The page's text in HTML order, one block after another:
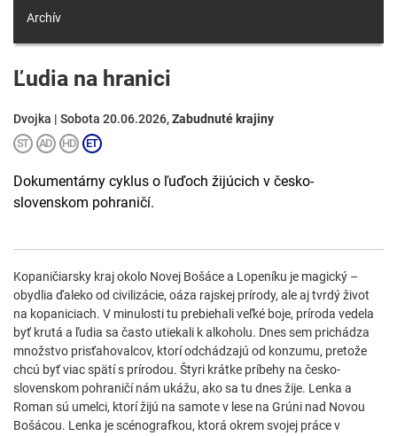
Archív
Ľudia na hranici
Dvojka | Sobota 20.06.2026,Zabudnuté krajiny
Dokumentárny cyklus o ľuďoch žijúcich v česko-
slovenskom pohraničí.
Kopaničiarsky kraj okolo Novej Bošáce a Lopeníku je magický –
obydlia ďaleko od civilizácie, oáza rajskej prírody, ale aj tvrdý život
na kopaniciach. V minulosti tu prebiehali veľké boje, príroda vedela
byť krutá a ľudia sa často utiekali k alkoholu. Dnes sem prichádza
množstvo prisťahovalcov, ktorí odchádzajú od konzumu, pretože
chcú byť viac spätí s prírodou. Štyri krátke príbehy na česko-
slovenskom pohraničí nám ukážu, ako sa tu dnes žije. Lenka a
Roman sú umelci, ktorí žijú na samote v lese na Grúni nad Novou
Bošácou. Lenka je scénografkou, ktorá okrem svojej práce v